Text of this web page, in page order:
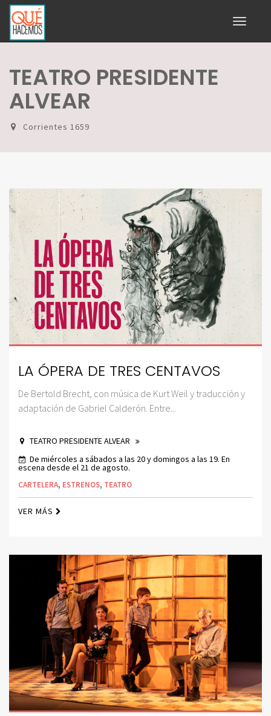
Toggle
TEATRO PRESIDENTE
ALVEAR
Corrientes 1659
LA ÓPERA DE TRES CENTAVOS
De Bertold Brecht, con música de Kurt Weil y traducción y
adaptación de Gabriel Calderón. Entre...
TEATRO PRESIDENTE ALVEAR
De miércoles a sábados a las 20 y domingos a las 19. En
escena desde el 21 de agosto.
CARTELERA, ESTRENOS, TEATRO
VER MÁS